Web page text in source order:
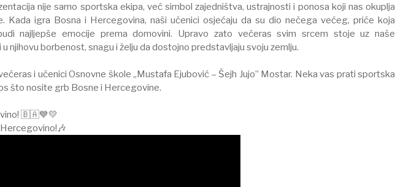
nije samo sportska ekipa, već simbol zajedništva, ustrajnosti i ponosa koji nas okuplja
Kada igra Bosna i Hercegovina, naši učenici osjećaju da su dio nečega većeg, priče koja
najljepše emocije prema domovini. Upravo zato večeras svim srcem stoje uz naše
njihovu borbenost, snagu i želju da dostojno predstavljaju svoju zemlju.
i učenici Osnovne škole „Mustafa Ejubović – Šejh Jujo” Mostar. Neka vas prati sportska
što nosite grb Bosne i Hercegovine.
🇧🇦💙💛